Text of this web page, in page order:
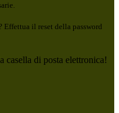
Effettua il reset della password
casella di posta elettronica!